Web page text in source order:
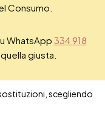
Consumo.
WhatsApp 334 918
giusta.
scegliendo